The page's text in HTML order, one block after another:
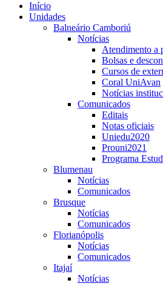
Início
Unidades
Balneário Camboriú
Notícias
Atendimento a
Bolsas e
Cursos de
Coral UniAvan
Notícias
Comunicados
Editais
Notas oficiais
Uniedu2020
Prouni2021
Programa
Blumenau
Notícias
Comunicados
Brusque
Notícias
Comunicados
Florianópolis
Notícias
Comunicados
Itajaí
Notícias